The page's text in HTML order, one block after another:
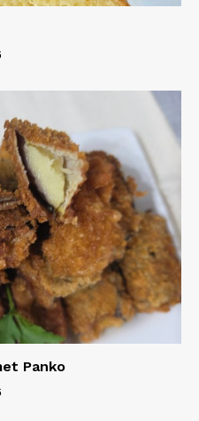
Panko